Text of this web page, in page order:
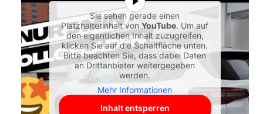
Sie sehen gerade einen
Platzhalterinhalt vonYouTube. Um auf
den eigentlichen Inhalt zuzugreifen,
klicken Sie auf die Schaltfläche unten.
Bitte beachten Sie, dass dabei Daten
an Drittanbieter weitergegeben
werden.
Mehr Informationen
Inhalt entsperren